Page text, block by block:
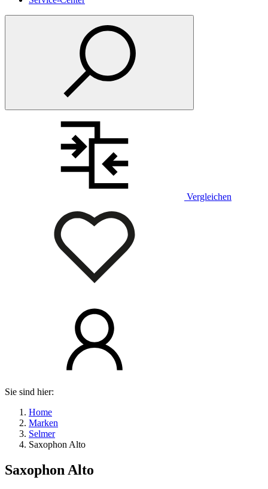
Vergleichen
Sie sind hier:
Home
Marken
Selmer
Saxophon Alto
Saxophon Alto